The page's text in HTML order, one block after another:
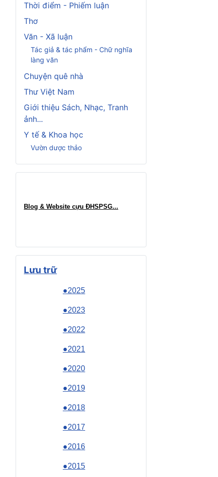
Thời điểm - Phiếm luận
Thơ
Văn - Xã luận
Tác giả & tác phẩm - Chữ nghĩa
làng văn
Chuyện quê nhà
Thư Việt Nam
Giới thiệu Sách, Nhạc, Tranh
ảnh...
Y tế & Khoa học
Vườn dược thảo
Blog & Website cựu ĐHSPSG...
Lưu trữ
●2025
●2023
●2022
●2021
●2020
●2019
●2018
●2017
●2016
●2015